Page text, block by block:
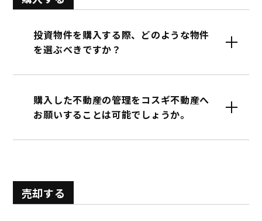
投資物件を購入する際、どのような物件
を選ぶべきですか？
購入した不動産の管理をコスギ不動産へ
お願いすることは可能でしょうか。
売却する